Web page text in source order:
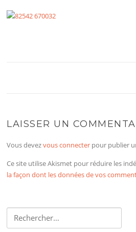
LAISSER UN
Vous devezvous connecter pour publier
Ce site utilise Akismet pour réduire les
la façon dont les données de vos
Rechercher :